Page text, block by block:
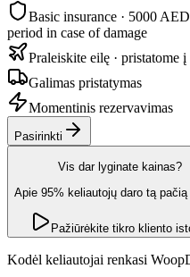
Basic insurance · 5000
period in case of damage
Praleiskite eilę · pristatome į
Galimas pristatymas
Momentinis rezervavimas
Pasirinkti
Vis dar lyginate kainas?
Apie 95% keliautojų daro tą pačią
Pažiūrėkite tikro kliento
Kodėl keliautojai renkasi